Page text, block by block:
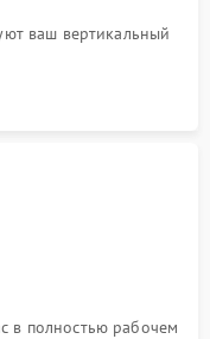
ваш вертикальный
в полностью рабочем